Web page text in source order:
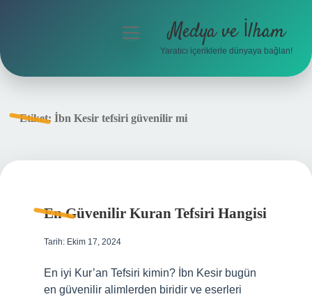
menüyü
Medya ve İlham
Yaratıcı içeriklerle dünyaya bağlan!
Etiket: İbn Kesir tefsiri güvenilir mi
En Güvenilir Kuran Tefsiri Hangisi
Tarih: Ekim 17, 2024
En iyi Kur’an Tefsiri kimin? İbn Kesir bugün
en güvenilir alimlerden biridir ve eserleri